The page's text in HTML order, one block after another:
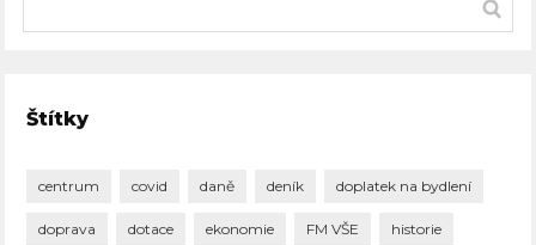
Štítky
centrum covid daně deník doplatek na bydlení
doprava dotace ekonomie FM VŠE historie